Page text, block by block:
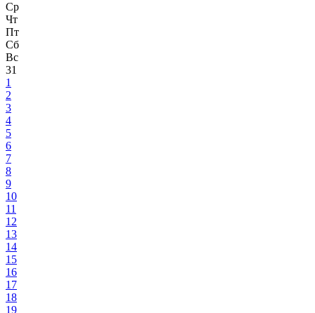
Ср
Чт
Пт
Сб
Вс
31
1
2
3
4
5
6
7
8
9
10
11
12
13
14
15
16
17
18
19